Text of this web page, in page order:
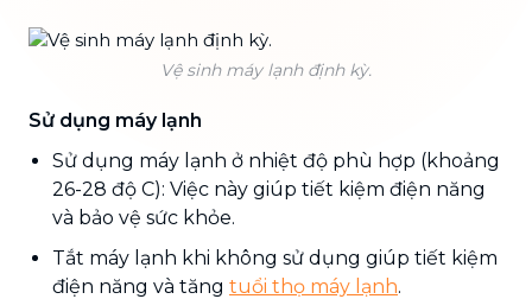
Vệ sinh máy lạnh định kỳ.
Sử dụng máy lạnh
Sử dụng máy lạnh ở nhiệt độ phù hợp (khoảng
26-28 độ C): Việc này giúp tiết kiệm điện năng
và bảo vệ sức khỏe.
Tắt máy lạnh khi không sử dụng giúp tiết kiệm
điện năng và tăng tuổi thọ máy lạnh.